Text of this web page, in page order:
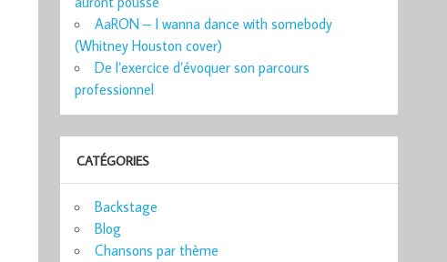
AaRON – I wanna dance with somebody
(Whitney Houston cover)
De l’exercice d’évoquer son parcours
professionnel
CATÉGORIES
Backstage
Blog
Chansons par thème